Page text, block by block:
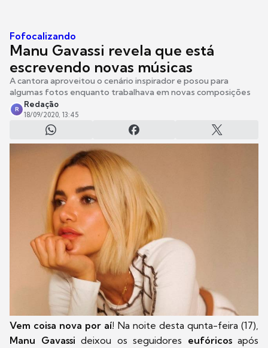
Fofocalizando
Manu Gavassi revela que está
escrevendo novas músicas
A cantora aproveitou o cenário inspirador e posou para
algumas fotos enquanto trabalhava em novas composições
R
Redação
18/09/2020, 13:45
Vem coisa nova por aí! Na noite desta qunta-feira (17),
Manu Gavassi deixou os seguidores eufóricosapós